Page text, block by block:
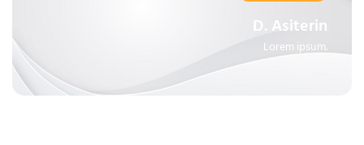
D. Asiterin
Lorem ipsum.